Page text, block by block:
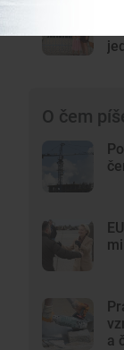
O čem
a